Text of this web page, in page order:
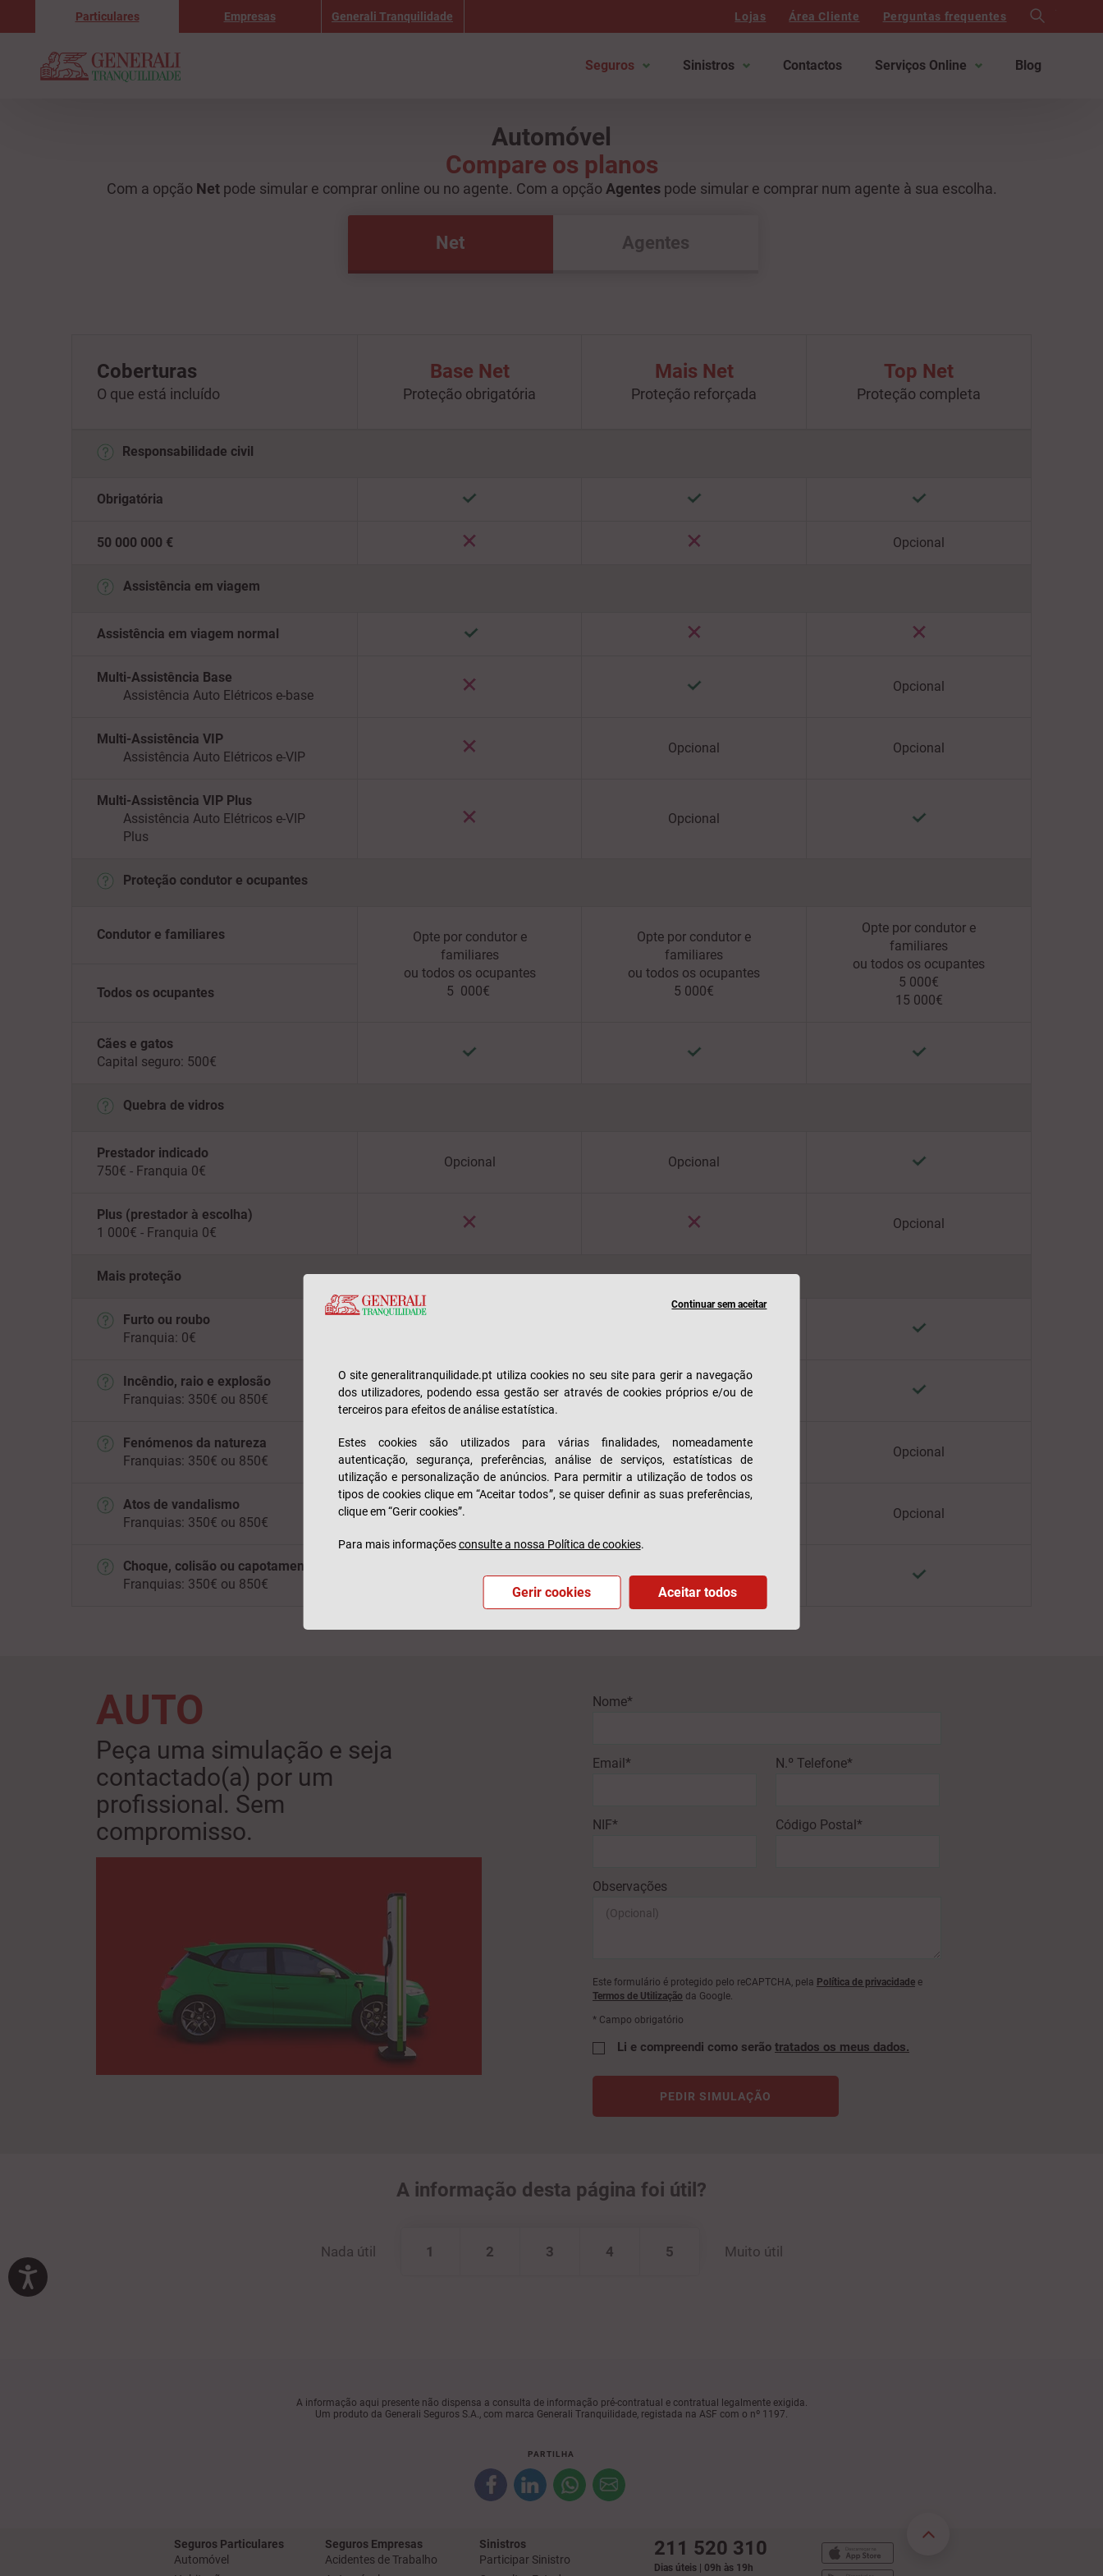
Particulares Empresas Generali Tranquilidade Lojas Área Cliente Perguntas frequentes
Seguros Sinistros Contactos Serviços Online Blog
Automóvel
Compare os planos
Com a opção Net pode simular e comprar online ou no agente. Com a opção Agentes pode simular e comprar num agente à sua escolha.
Net Agentes
Coberturas
O que está incluído
Base Net
Proteção obrigatória
Mais Net
Proteção reforçada
Top Net
Proteção completa
Responsabilidade civil
Obrigatória
50 000 000 € Opcional
Assistência em viagem
Assistência em viagem normal
Multi-Assistência Base
Assistência Auto Elétricos e-base
Opcional
Multi-Assistência VIP
Assistência Auto Elétricos e-VIP
Opcional Opcional
Multi-Assistência VIP Plus
Assistência Auto Elétricos e-VIP
Plus
Opcional
Proteção condutor e ocupantes
Condutor e familiares
Opte por condutor e
familiares
ou todos os ocupantes
5 000€
Opte por condutor e
familiares
ou todos os ocupantes
5 000€
Opte por condutor e
familiares
ou todos os ocupantes
5 000€
15 000€
Todos os ocupantes
Cães e gatos
Capital seguro: 500€
Quebra de vidros
Prestador indicado
750€ - Franquia 0€
Opcional Opcional
Plus (prestador à escolha)
1 000€ - Franquia 0€
Opcional
Mais proteção
Furto ou roubo
Franquia: 0€
Incêndio, raio e explosão
Franquias: 350€ ou 850€
Fenómenos da natureza
Franquias: 350€ ou 850€
Opcional
Atos de vandalismo
Franquias: 350€ ou 850€
Opcional
Choque, colisão ou capotamento
Franquias: 350€ ou 850€
AUTO
Peça uma simulação e seja
contactado(a) por um
profissional. Sem
compromisso.
Nome*
Email* N.º Telefone*
NIF* Código Postal*
Observações
Este formulário é protegido pelo reCAPTCHA, pela Política de privacidade e
Termos de Utilização da Google.
* Campo obrigatório
Li e compreendi como serão tratados os meus dados.
PEDIR SIMULAÇÃO
A informação desta página foi útil?
Nada útil 1 2 3 4 5 Muito útil
A informação aqui presente não dispensa a consulta de informação pré-contratual e contratual legalmente exigida.
Um produto da Generali Seguros S.A., com marca Generali Tranquilidade, registada na ASF com o nº 1197.
PARTILHA
Seguros Particulares
Automóvel
Seguros Empresas
Acidentes de Trabalho
Sinistros
Participar Sinistro
211 520 310
Dias úteis | 09h às 19h
Continuar sem aceitar
O site generalitranquilidade.pt utiliza cookies no seu site para gerir a navegação
dos utilizadores, podendo essa gestão ser através de cookies próprios e/ou de
terceiros para efeitos de análise estatística.
Estes cookies são utilizados para várias finalidades, nomeadamente
autenticação, segurança, preferências, análise de serviços, estatísticas de
utilização e personalização de anúncios. Para permitir a utilização de todos os
tipos de cookies clique em “Aceitar todos”, se quiser definir as suas preferências,
clique em “Gerir cookies”.
Para mais informaçõesconsulte a nossa Política de cookies.
Gerir cookies Aceitar todos